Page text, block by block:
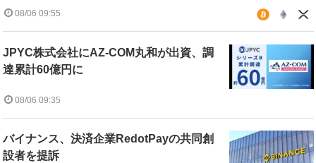
08/06 09:55
JPYC株式会社にAZ-COM丸和が出資、調
達累計60億円に
08/06 09:35
バイナンス、決済企業RedotPayの共同創
設者を提訴